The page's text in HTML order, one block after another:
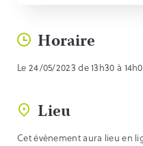
Horaire
Le 24/05/2023 de 13h30 à
Lieu
Cet évènement aura lieu en